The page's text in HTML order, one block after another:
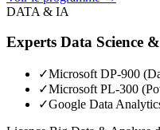
DATA & IA
Experts Data Science
✓Microsoft DP-900
✓Microsoft PL-300
✓Google Data